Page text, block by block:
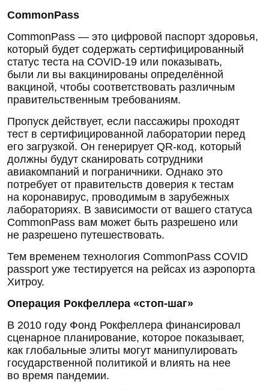
CommonPass
CommonPass — это цифровой паспорт здоровья,
который будет содержать сертифицированный
статус теста на COVID-19 или показывать,
были ли вы вакцинированы определённой
вакциной, чтобы соответствовать различным
правительственным требованиям.
Пропуск действует, если пассажиры проходят
тест в сертифицированной лаборатории перед
его загрузкой. Он генерирует QR-код, который
должны будут сканировать сотрудники
авиакомпаний и пограничники. Однако это
потребует от правительств доверия к тестам
на коронавирус, проводимым в зарубежных
лабораториях. В зависимости от вашего статуса
CommonPass вам может быть разрешено или
не разрешено путешествовать.
Тем временем технология CommonPass COVID
passport уже тестируется на рейсах из аэропорта
Хитроу.
Операция Рокфеллера «стоп-шаг»
В 2010 году Фонд Рокфеллера финансировал
сценарное планирование, которое показывает,
как глобальные элиты могут манипулировать
государственной политикой и влиять на нее
во время пандемии.